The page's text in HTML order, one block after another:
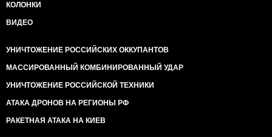
КОЛОНКИ
ВИДЕО
УНИЧТОЖЕНИЕ РОССИЙСКИХ ОККУПАНТОВ
МАССИРОВАННЫЙ КОМБИНИРОВАННЫЙ УДАР
УНИЧТОЖЕНИЕ РОССИЙСКОЙ ТЕХНИКИ
АТАКА ДРОНОВ НА РЕГИОНЫ РФ
РАКЕТНАЯ АТАКА НА КИЕВ